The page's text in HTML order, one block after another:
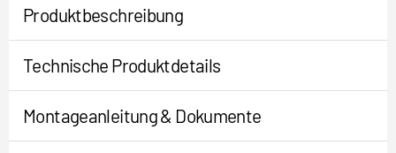
Produktbeschreibung
Technische Produktdetails
Montageanleitung & Dokumente